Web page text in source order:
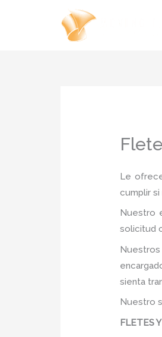
Le
cumplir
Nuestro
solicitud
sienta
Nuestro
FLETES